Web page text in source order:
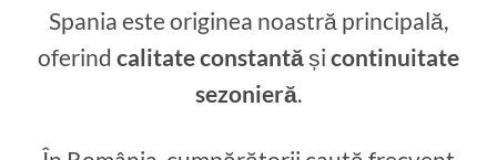
Spania este originea noastră principală,
oferind calitate constantăși continuitate
sezonieră.